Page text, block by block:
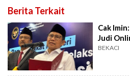
Berita Terkait
Cak
Judi
BEKACI